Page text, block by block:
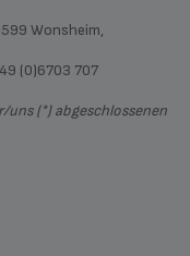
Wonsheim,
(0)6703 707
(*) abgeschlossenen